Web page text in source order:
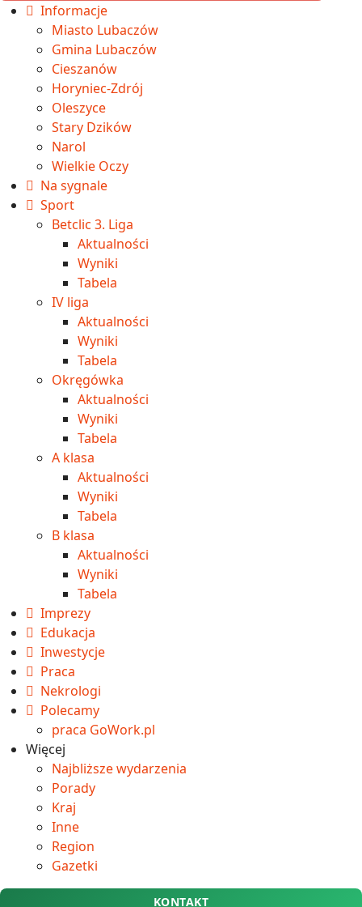
Informacje
Miasto Lubaczów
Gmina Lubaczów
Cieszanów
Horyniec-Zdrój
Oleszyce
Stary Dzików
Narol
Wielkie Oczy
Na sygnale
Sport
Betclic 3. Liga
Aktualności
Wyniki
Tabela
IV liga
Aktualności
Wyniki
Tabela
Okręgówka
Aktualności
Wyniki
Tabela
A klasa
Aktualności
Wyniki
Tabela
B klasa
Aktualności
Wyniki
Tabela
Imprezy
Edukacja
Inwestycje
Praca
Nekrologi
Polecamy
praca GoWork.pl
Więcej
Najbliższe wydarzenia
Porady
Kraj
Inne
Region
Gazetki
KONTAKT